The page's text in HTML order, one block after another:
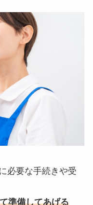
必要な手続きや受
準備してあげる